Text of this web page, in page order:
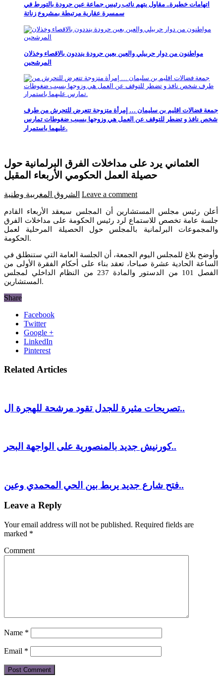
اتهامات خطيرة.. مقاول يتهم نائب رئيس جماعة عين حرودة بالتورط في
سمسرة عقارية مرتبطة بمشروع زناتة
مواطنون من دوار حربيلي والعين بعين حرودة ينددون بالاقصاء وخذلان
المرشحين
جمعة فضالات اقليم بن سليمان … إمرأة متزوجة تتعرض للتحرش من طرف
شخص نافذ و تضطر للتوقف عن العمل هي وزوجها بسبب ضغوطات تمارس
عليهما باستمرار.
العثماني يرد على مداخلات الفرق البرلمانية حول
حصيلة العمل الحكومي الأربعاء المقبل
الشروق المغربية وطنية Leave a comment
أعلن رئيس مجلس المستشارين أن المجلس سيعقد الأربعاء القادم
جلسة عامة تخصص للاستماع لرد رئيس الحكومة على مداخلات الفرق
والمجموعات البرلمانية بالمجلس حول الحصيلة المرحلية لعمل
الحكومة.
وأوضح بلاغ للمجلس اليوم الجمعة، أن الجلسة العامة التي ستنطلق في
الساعة الحادية عشرة صباحا، تعقد بناء على أحكام الفقرة الأولى من
الفصل 101 من الدستور والمادة 237 من النظام الداخلي لمجلس
المستشارين.
Share
Facebook
Twitter
Google +
LinkedIn
Pinterest
Related Articles
تصريحات مثيرة للجدل تقود مرشحة للهجرة ال..
كورنيش جديد بالمنصورية على الواجهة البحر..
فتح شارع جديد يربط بين الحي المحمدي وعين..
Leave a Reply
Your email address will not be published. Required fields are
marked *
Comment
Name *
Email *